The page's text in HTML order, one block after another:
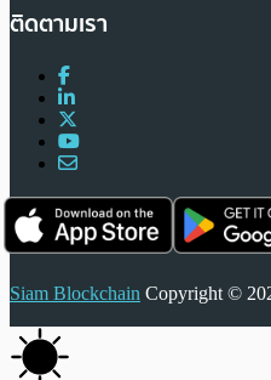
ติดตามเรา
Siam Blockchain Copyright ©